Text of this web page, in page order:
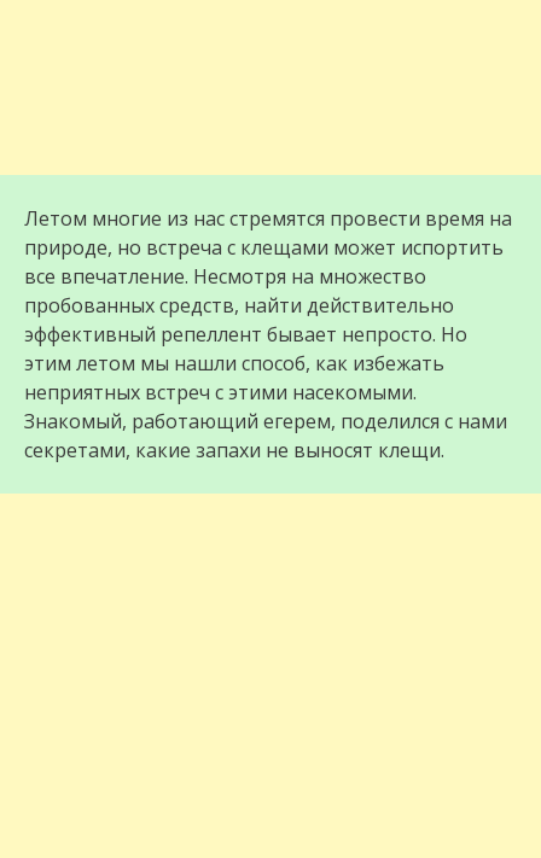
Летом многие из нас стремятся провести время на
природе, но встреча с клещами может испортить
все впечатление. Несмотря на множество
пробованных средств, найти действительно
эффективный репеллент бывает непросто. Но
этим летом мы нашли способ, как избежать
неприятных встреч с этими насекомыми.
Знакомый, работающий егерем, поделился с нами
секретами, какие запахи не выносят клещи.